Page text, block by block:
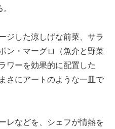
ジした涼しげな前菜、サラ
ン・マーグロ（魚介と野菜
ワーを効果的に配置した
さにアートのような一皿で
レなどを、シェフが情熱を